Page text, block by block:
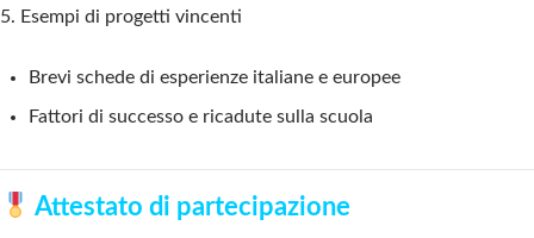
5. Esempi di progetti vincenti
Brevi schede di esperienze italiane e europee
Fattori di successo e ricadute sulla scuola
Attestato di partecipazione